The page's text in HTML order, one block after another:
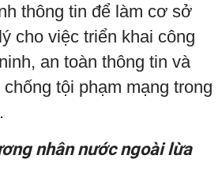
thông tin để làm cơ sở
cho việc triển khai công
an toàn thông tin và
tội phạm mạng trong
nhân nước ngoài lừa